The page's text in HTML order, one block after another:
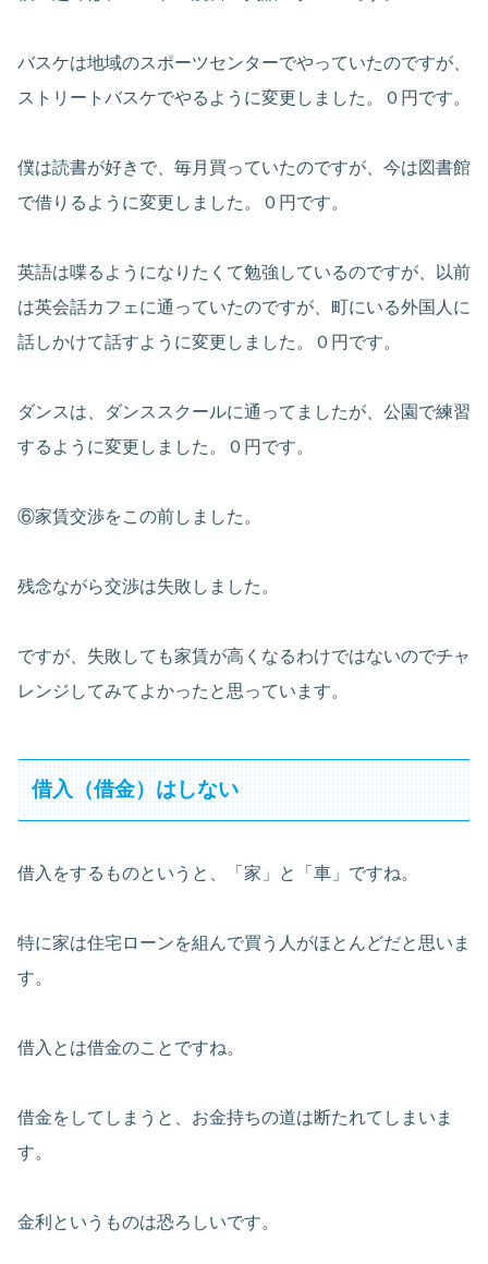
バスケは地域のスポーツセンターでやっていたのですが、
ストリートバスケでやるように変更しました。０円です。
僕は読書が好きで、毎月買っていたのですが、今は図書館
で借りるように変更しました。０円です。
英語は喋るようになりたくて勉強しているのですが、以前
は英会話カフェに通っていたのですが、町にいる外国人に
話しかけて話すように変更しました。０円です。
ダンスは、ダンススクールに通ってましたが、公園で練習
するように変更しました。０円です。
⑥家賃交渉をこの前しました。
残念ながら交渉は失敗しました。
ですが、失敗しても家賃が高くなるわけではないのでチャ
レンジしてみてよかったと思っています。
借入（借金）はしない
借入をするものというと、「家」と「車」ですね。
特に家は住宅ローンを組んで買う人がほとんどだと思いま
す。
借入とは借金のことですね。
借金をしてしまうと、お金持ちの道は断たれてしまいま
す。
金利というものは恐ろしいです。